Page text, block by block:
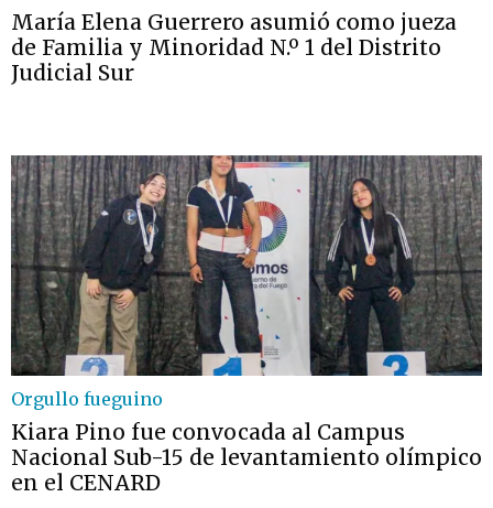
María Elena Guerrero asumió como jueza
de Familia y Minoridad N.º 1 del Distrito
Judicial Sur
Orgullo fueguino
Kiara Pino fue convocada al Campus
Nacional Sub-15 de levantamiento olímpico
en el CENARD